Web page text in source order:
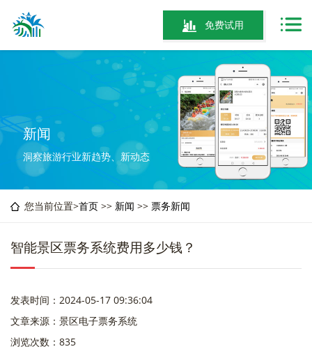
免费试用
新闻
洞察旅游行业新趋势、新动态
您当前位置>首页 >> 新闻 >> 票务新闻
智能景区票务系统费用多少钱？
发表时间：2024-05-17 09:36:04
文章来源：景区电子票务系统
浏览次数：835